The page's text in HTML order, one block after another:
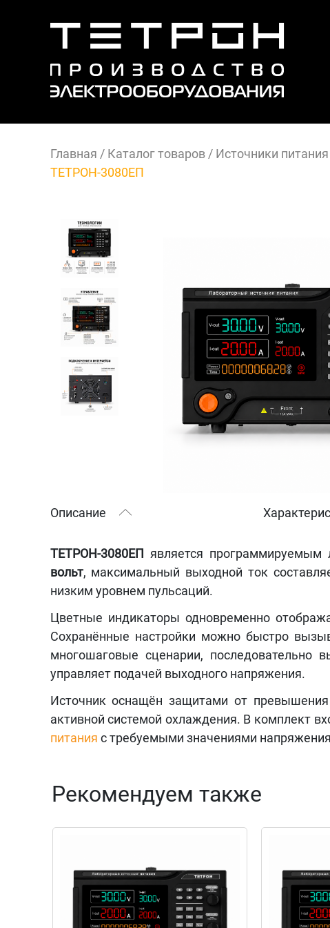
Главная / Каталог товаров/ Источники питания
ТЕТРОН-3080ЕП
Описание
ТЕТРОН-3080ЕП является программируемым
вольт, максимальный выходной ток
низким уровнем пульсаций.
Цветные индикаторы одновременно
Сохранённые настройки можно быстро
многошаговые сценарии, последовательно
управляет подачей выходного напряжения.
Источник оснащён защитами от
активной системой охлаждения. В комплект
питания с требуемыми значениями
Рекомендуем также